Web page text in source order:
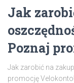
Jak
Poznaj
Jak zarobić na
promocję